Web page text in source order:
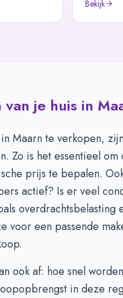
Bekijk
je huis in
Maarn te verkopen,
Zo is het essentieel
prijs te bepalen.
actief? Is er veel
overdrachtsbelasting
voor een passende
ook af: hoe snel
in deze